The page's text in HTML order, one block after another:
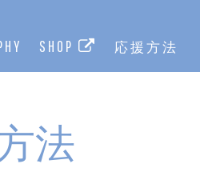
SHOP 応援方法
法